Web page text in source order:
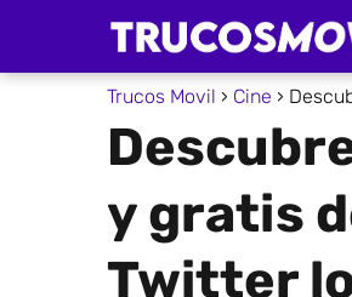
Trucos Movil Cine
y gratis
Twitter